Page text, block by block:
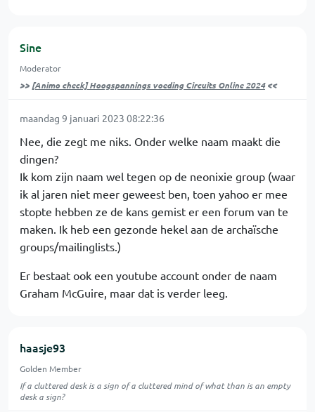
Sine
Moderator
>> [Animo check] Hoogspannings voeding Circuits Online 2024<<
maandag 9 januari 2023 08:22:36
Nee, die zegt me niks. Onder welke naam maakt die
dingen?
Ik kom zijn naam wel tegen op de neonixie group (waar
ik al jaren niet meer geweest ben, toen yahoo er mee
stopte hebben ze de kans gemist er een forum van te
maken. Ik heb een gezonde hekel aan de archaïsche
groups/mailinglists.)
Er bestaat ook een youtube account onder de naam
Graham McGuire, maar dat is verder leeg.
haasje93
Golden Member
If a cluttered desk is a sign of a cluttered mind of what than is an empty
desk a sign?